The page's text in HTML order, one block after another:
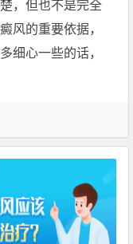
，但也不是完全
风的重要依据，
细心一些的话，